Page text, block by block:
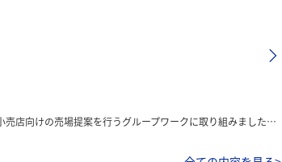
た。ターゲット層や市場トレンドを考慮し、陳列方法や販促戦略をチームで考えて発表しました。